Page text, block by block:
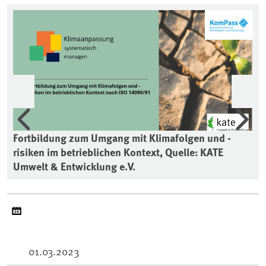
Fortbildung zum Umgang mit Klimafolgen und -
risiken im betrieblichen Kontext, Quelle: KATE
Umwelt & Entwicklung e.V.
Vorherige
01.03.2023